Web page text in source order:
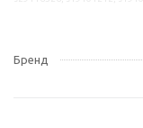
Бренд